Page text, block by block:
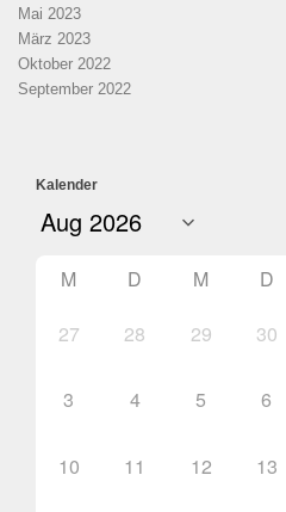
Mai 2023
März 2023
Oktober 2022
September 2022
Kalender
M D M D
27
28 29 30
3 4 5 6
10 11 12 13